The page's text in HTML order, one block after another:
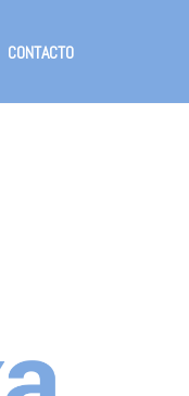
CONTACTO